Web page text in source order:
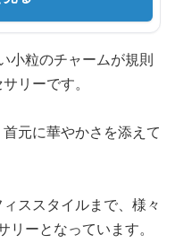
小粒のチャームが規則
リーです。
元に華やかさを添えて
ススタイルまで、様々
ーとなっています。